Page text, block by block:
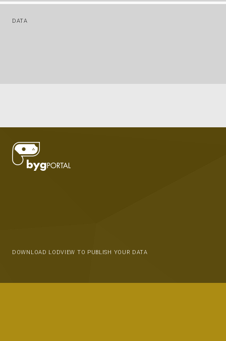
DATA
DOWNLOAD LODVIEW TO PUBLISH YOUR DATA